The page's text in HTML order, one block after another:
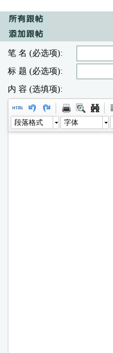
笔 名 (必选项):
标 题 (必选项):
内 容 (选填项):
段落格式 字体